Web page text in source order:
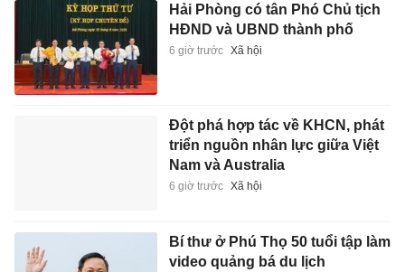
Hải Phòng có tân Phó Chủ tịch
HĐND và UBND thành phố
6 giờ trước Xã hội
Đột phá hợp tác về KHCN, phát
triển nguồn nhân lực giữa Việt
Nam và Australia
6 giờ trước Xã hội
Bí thư ở Phú Thọ 50 tuổi tập làm
video quảng bá du lịch